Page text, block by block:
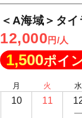
＜A海域＞タ
12,000 円/人
1,500ポイ
月
10
火
11
水